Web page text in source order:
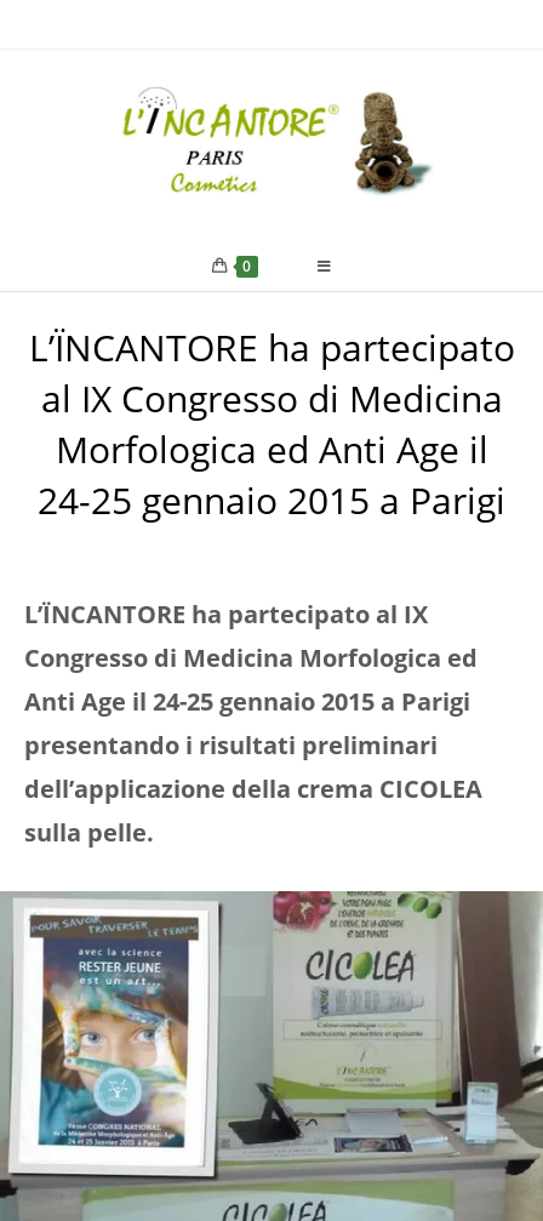
0
L’ÏNCANTORE ha partecipato
al IX Congresso di Medicina
Morfologica ed Anti Age il
24-25 gennaio 2015 a Parigi
L’ÏNCANTORE ha partecipato al IX
Congresso di Medicina Morfologica ed
Anti Age il 24-25 gennaio 2015 a Parigi
presentando i risultati preliminari
dell’applicazione della crema CICOLEA
sulla pelle.